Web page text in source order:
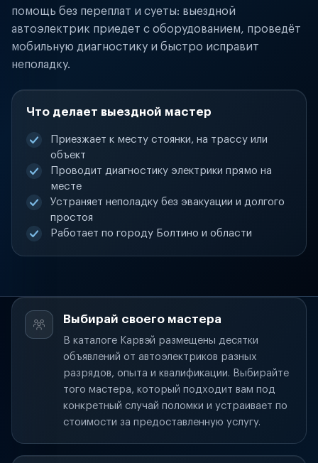
помощь без переплат и суеты: выездной
автоэлектрик приедет с оборудованием, проведёт
мобильную диагностику и быстро исправит
неполадку.
Что делает выездной мастер
Приезжает к месту стоянки, на трассу или
объект
Проводит диагностику электрики прямо на
месте
Устраняет неполадку без эвакуации и долгого
простоя
Работает по городу Болтино и области
Выбирай своего мастера
В каталоге Карвэй размещены десятки
объявлений от автоэлектриков разных
разрядов, опыта и квалификации. Выбирайте
того мастера, который подходит вам под
конкретный случай поломки и устраивает по
стоимости за предоставленную услугу.